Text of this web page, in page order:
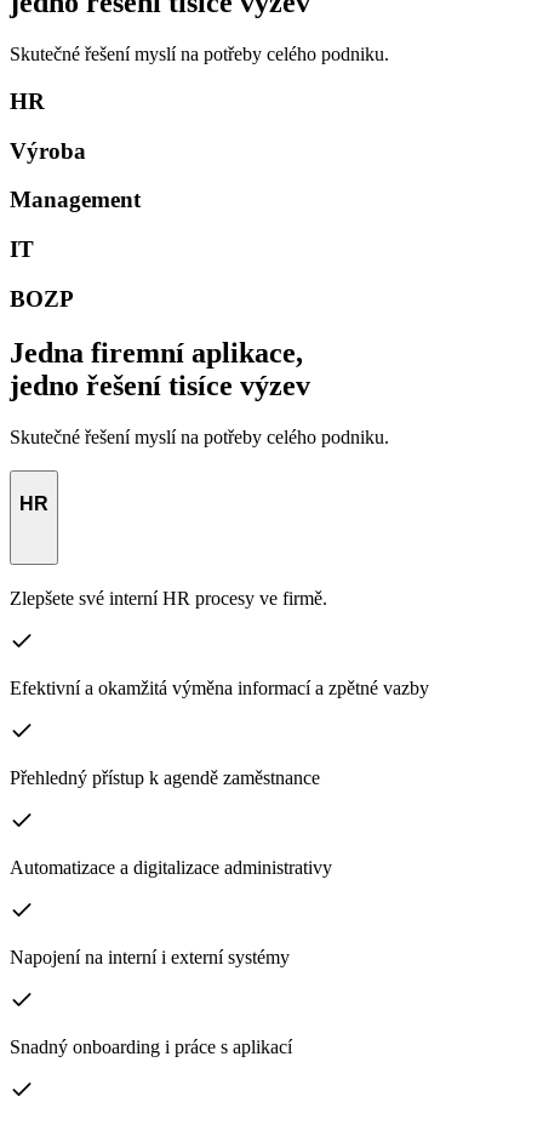
Skutečné řešení myslí na potřeby celého podniku.
HR
Výroba
Management
IT
BOZP
Jedna firemní aplikace,
jedno řešení tisíce výzev
Skutečné řešení myslí na potřeby celého podniku.
HR
Zlepšete své interní HR procesy ve firmě.
Efektivní a okamžitá výměna informací a zpětné vazby
Přehledný přístup k agendě zaměstnance
Automatizace a digitalizace administrativy
Napojení na interní i externí systémy
Snadný onboarding i práce s aplikací